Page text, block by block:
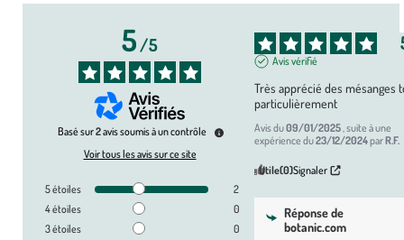
5/5
Basé sur2avis soumis à un contrôle
Voir tous les avis sur ce site
5étoiles
2
4étoiles
0
3étoiles
0
Avis vérifié
Très apprécié des mésanges
particulièrement
Avis du09/01/2025, suite à une
expérience du23/12/2024parR.F.
Utile(0)Signaler
Réponse de
botanic.com